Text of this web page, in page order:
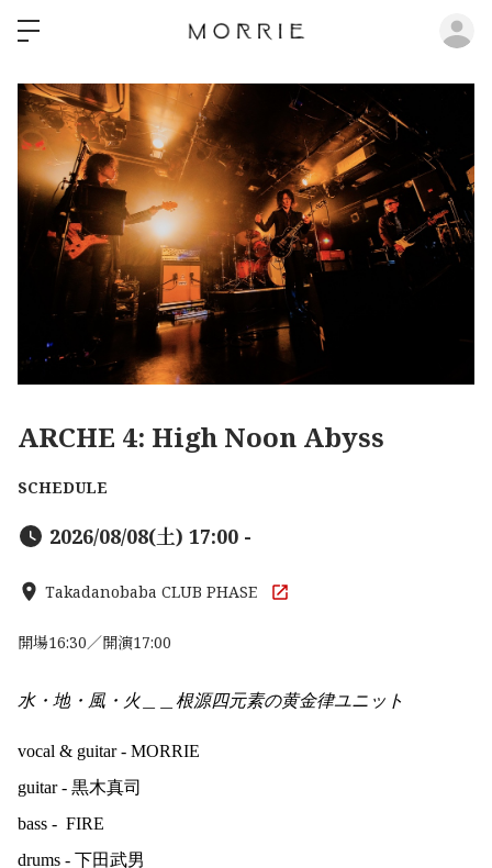
ARCHE 4: High Noon Abyss
SCHEDULE
2026/08/08(土) 17:00 -
Takadanobaba CLUB PHASE
開場16:30／開演17:00
水・ 地 ・風・ 火 ＿＿根源四元素の黄金律ユニット
vocal & guitar - MORRIE
guitar - 黒木真司
bass - FIRE
drums - 下田武男